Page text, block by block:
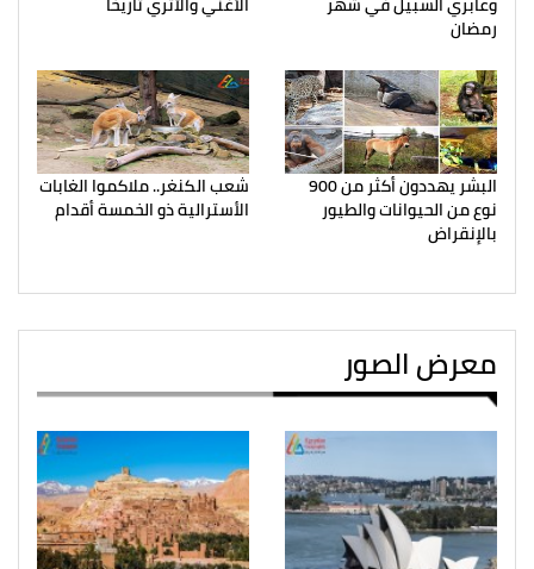
رمضان
البشر يهددون أكثر من 900
نوع من الحيوانات والطيور
بالإنقراض
شعب الكنغر.. ملاكموا الغابات
الأسترالية ذو الخمسة أقدام
معرض الصور